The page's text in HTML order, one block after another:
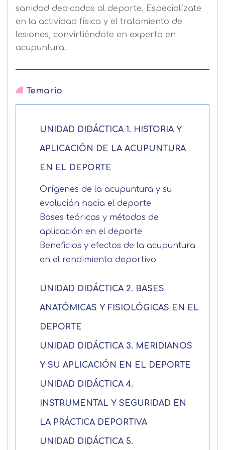
sanidad dedicados al deporte. Especialízate
en la actividad física y el tratamiento de
lesiones, convirtiéndote en experto en
acupuntura.
Temario
UNIDAD DIDÁCTICA 1. HISTORIA Y
APLICACIÓN DE LA ACUPUNTURA
EN EL DEPORTE
Orígenes de la acupuntura y su
evolución hacia el deporte
Bases teóricas y métodos de
aplicación en el deporte
Beneficios y efectos de la acupuntura
en el rendimiento deportivo
UNIDAD DIDÁCTICA 2. BASES
ANATÓMICAS Y FISIOLÓGICAS EN EL
DEPORTE
UNIDAD DIDÁCTICA 3. MERIDIANOS
Y SU APLICACIÓN EN EL DEPORTE
UNIDAD DIDÁCTICA 4.
INSTRUMENTAL Y SEGURIDAD EN
LA PRÁCTICA DEPORTIVA
UNIDAD DIDÁCTICA 5.
Solicitar
información
Solicitar
información
Nombre
Telefono
Email
de Datos .Haz clic aquí
Responsable EUROINNOVA
Centro de
preferencia de
privacidad
Utilizamos cookies propias y de terceros
relacionados con tus preferencias,
mediante el análisis de tus hábitos de